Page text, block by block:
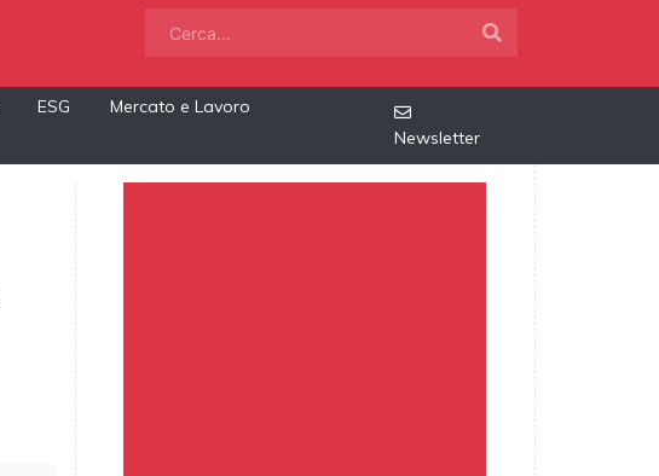
ESG
Mercato e Lavoro
Newsletter